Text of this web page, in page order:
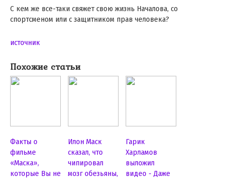
С кем же все-таки свяжет свою жизнь Началова, со
спортсменом или с защитником прав человека?
источник
Похожие статьи
Факты о
фильме
«Маска»,
которые Вы не
Илон Маск
сказал, что
чипировал
мозг обезьяны,
Гарик
Харламов
выложил
видео - Даже